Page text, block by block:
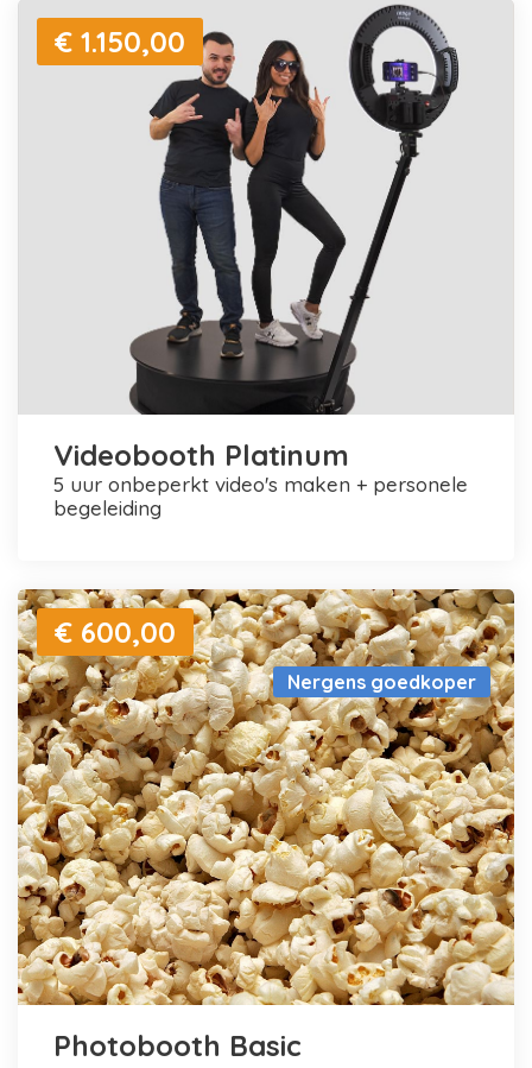
€ 1.150,00
Videobooth Platinum
5 uur onbeperkt video's maken + personele
begeleiding
Nergens goedkoper
€ 600,00
Photobooth Basic